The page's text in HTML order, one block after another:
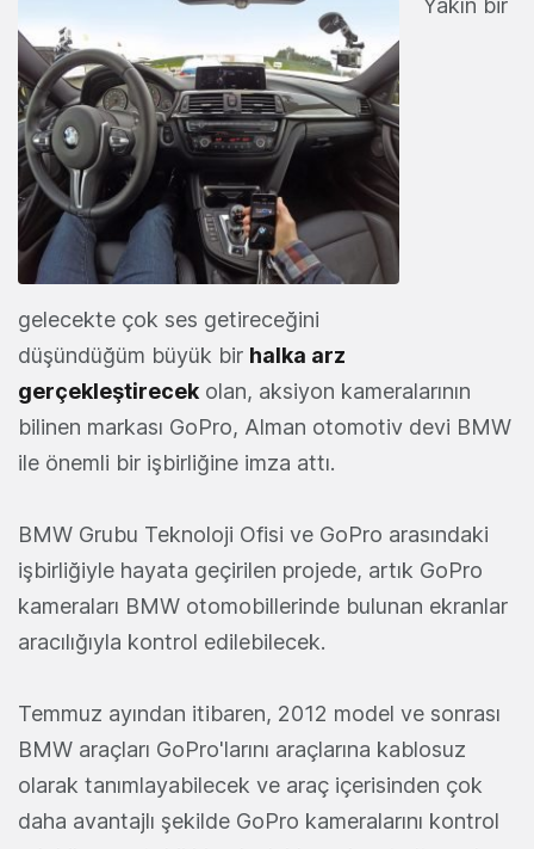
Yakın bir
gelecekte çok ses getireceğini
düşündüğüm büyük bir halka arz
gerçekleştirecek olan, aksiyon kameralarının
bilinen markası GoPro, Alman otomotiv devi BMW
ile önemli bir işbirliğine imza attı.
BMW Grubu Teknoloji Ofisi ve GoPro arasındaki
işbirliğiyle hayata geçirilen projede, artık GoPro
kameraları BMW otomobillerinde bulunan ekranlar
aracılığıyla kontrol edilebilecek.
Temmuz ayından itibaren, 2012 model ve sonrası
BMW araçları GoPro'larını araçlarına kablosuz
olarak tanımlayabilecek ve araç içerisinden çok
daha avantajlı şekilde GoPro kameralarını kontrol